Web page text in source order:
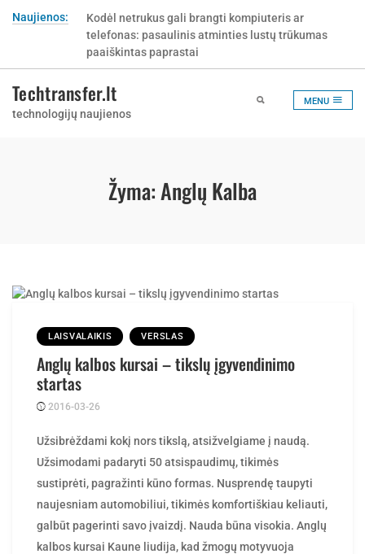
Naujienos:
Kodėl netrukus gali brangti kompiuteris ar
telefonas: pasaulinis atminties lustų trūkumas
paaiškintas paprastai
Techtransfer.lt
technologijų naujienos
MENU
Žyma:Anglų Kalba
LAISVALAIKIS VERSLAS
Anglų kalbos kursai – tikslų įgyvendinimo
startas
2016-03-26
by
Užsibrėždami kokį nors tikslą, atsižvelgiame į naudą.
Užsimodami padaryti 50 atsispaudimų, tikimės
sustiprėti, pagražinti kūno formas. Nusprendę taupyti
naujesniam automobiliui, tikimės komfortiškiau keliauti,
galbūt pagerinti savo įvaizdį. Nauda būna visokia. Anglų
kalbos kursai Kaune liudija, kad žmogų motyvuoja